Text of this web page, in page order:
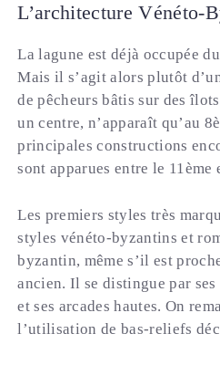
L’architecture Vénéto-
La lagune est déjà occupée
Mais il s’agit alors plutôt
de pêcheurs bâtis sur des
un centre, n’apparaît qu’au
principales constructions
sont apparues entre le 11ème
Les premiers styles très
styles vénéto-byzantins et
byzantin, même s’il est
ancien. Il se distingue par
et ses arcades hautes. On
l’utilisation de bas-reliefs